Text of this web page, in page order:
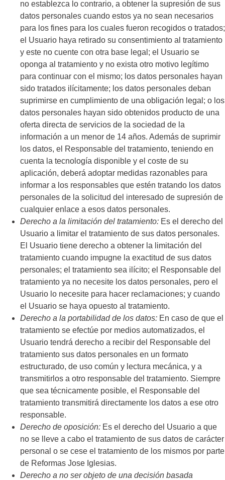
no establezca lo contrario, a obtener la supresión de sus
datos personales cuando estos ya no sean necesarios
para los fines para los cuales fueron recogidos o tratados;
el Usuario haya retirado su consentimiento al tratamiento
y este no cuente con otra base legal; el Usuario se
oponga al tratamiento y no exista otro motivo legítimo
para continuar con el mismo; los datos personales hayan
sido tratados ilícitamente; los datos personales deban
suprimirse en cumplimiento de una obligación legal; o los
datos personales hayan sido obtenidos producto de una
oferta directa de servicios de la sociedad de la
información a un menor de 14 años. Además de suprimir
los datos, el Responsable del tratamiento, teniendo en
cuenta la tecnología disponible y el coste de su
aplicación, deberá adoptar medidas razonables para
informar a los responsables que estén tratando los datos
personales de la solicitud del interesado de supresión de
cualquier enlace a esos datos personales.
Derecho a la limitación del tratamiento: Es el derecho del
Usuario a limitar el tratamiento de sus datos personales.
El Usuario tiene derecho a obtener la limitación del
tratamiento cuando impugne la exactitud de sus datos
personales; el tratamiento sea ilícito; el Responsable del
tratamiento ya no necesite los datos personales, pero el
Usuario lo necesite para hacer reclamaciones; y cuando
el Usuario se haya opuesto al tratamiento.
Derecho a la portabilidad de los datos: En caso de que el
tratamiento se efectúe por medios automatizados, el
Usuario tendrá derecho a recibir del Responsable del
tratamiento sus datos personales en un formato
estructurado, de uso común y lectura mecánica, y a
transmitirlos a otro responsable del tratamiento. Siempre
que sea técnicamente posible, el Responsable del
tratamiento transmitirá directamente los datos a ese otro
responsable.
Derecho de oposición: Es el derecho del Usuario a que
no se lleve a cabo el tratamiento de sus datos de carácter
personal o se cese el tratamiento de los mismos por parte
de Reformas Jose Iglesias.
Derecho a no ser objeto de una decisión basada